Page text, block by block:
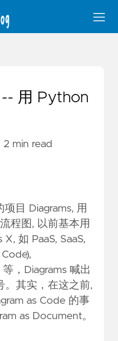
-- 用 Python
2 min read
项目 Diagrams, 用
程图, 以前基本用
如 PaaS, SaaS,
等，Diagrams 喊出
。其实，在这之前,
as Code 的事
as Document。